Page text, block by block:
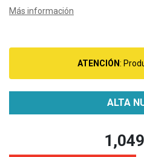
Más información
ATENCIÓN:
ALTA